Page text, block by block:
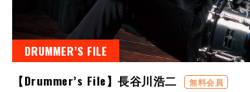
DRUMMER’S FILE
【Drummer’s File】長谷川浩二
無料会員